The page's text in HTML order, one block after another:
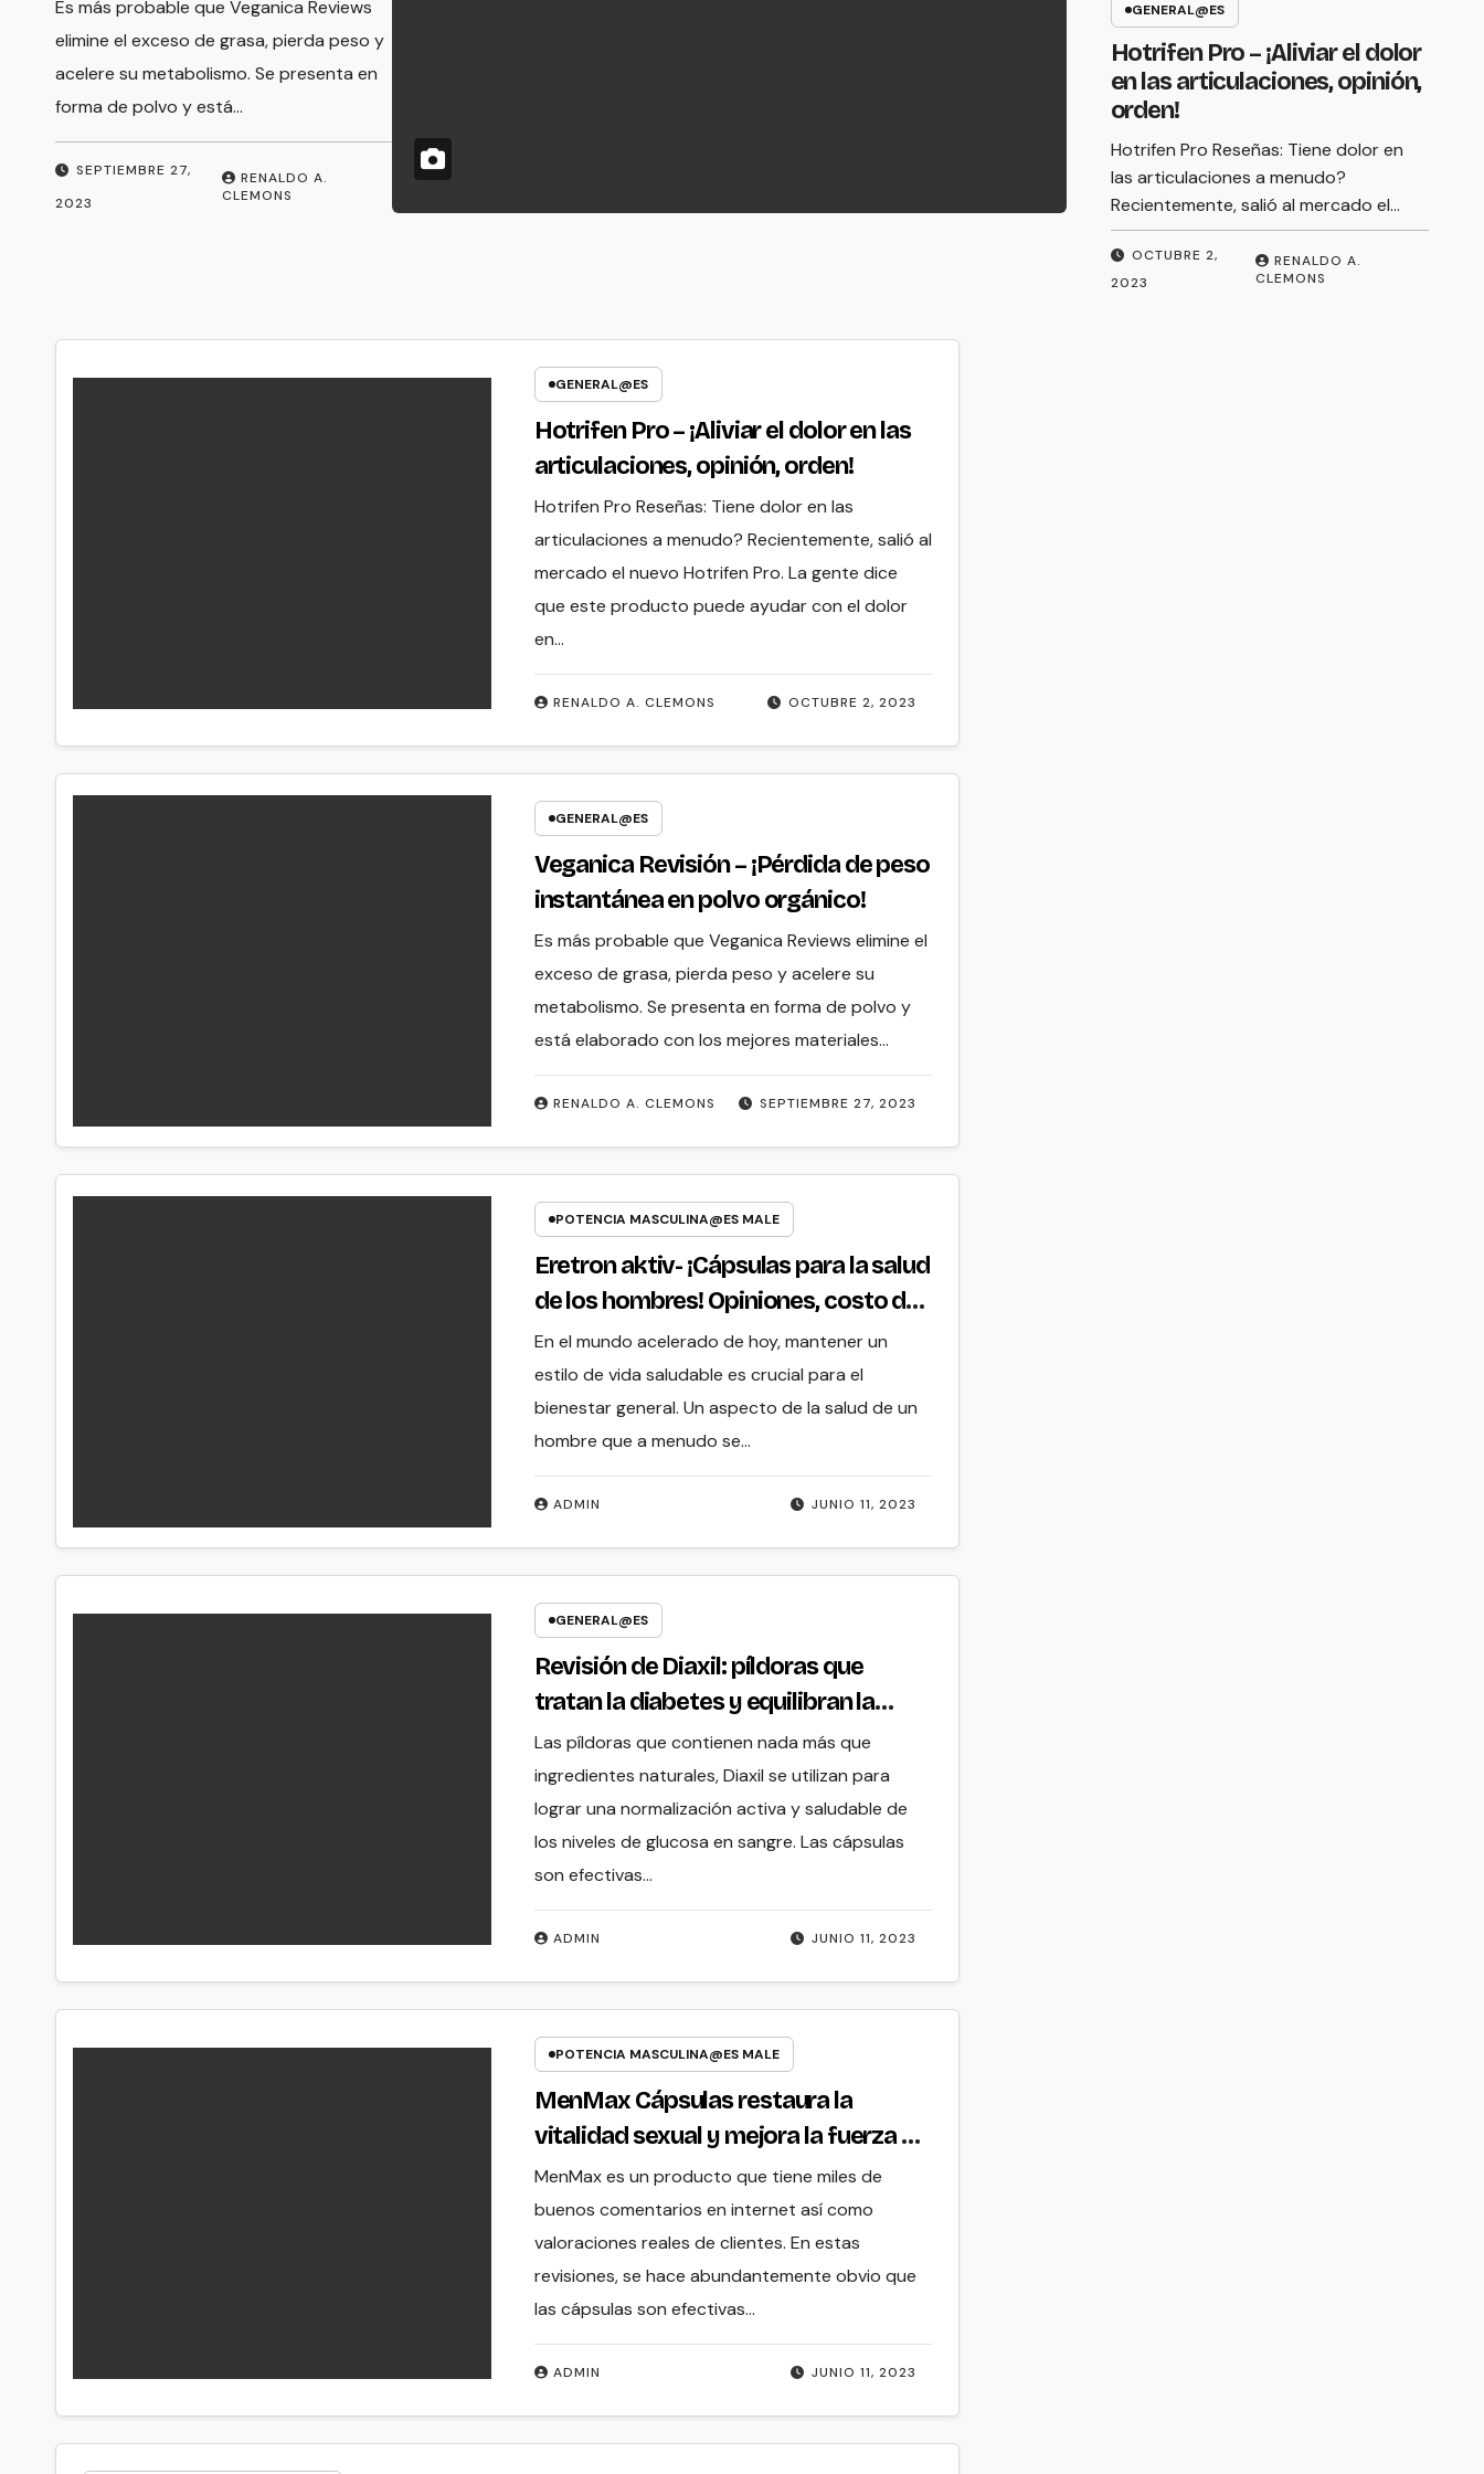
SEPTIEMBRE 27,
2023
RENALDO A.
CLEMONS
Es más probable que Veganica Reviews
elimine el exceso de grasa, pierda peso y
acelere su metabolismo. Se presenta en
forma de polvo y está…
Opiniones, costo de
compra
JUNIO 11, 2023 ADMIN
En el mundo acelerado de hoy, mantener
un estilo de vida saludable es crucial para
el bienestar general. Un aspecto de la
salud de un…
GENERAL@ES
Hotrifen Pro – ¡Aliviar el dolor
en las articulaciones, opinión,
orden!
OCTUBRE 2,
2023
RENALDO A.
CLEMONS
Hotrifen Pro Reseñas: Tiene dolor en
las articulaciones a menudo?
Recientemente, salió al mercado el…
GENERAL@ES
Hotrifen Pro – ¡Aliviar el dolor en las
articulaciones, opinión, orden!
OCTUBRE 2, 2023
RENALDO A. CLEMONS
Hotrifen Pro Reseñas: Tiene dolor en las
articulaciones a menudo? Recientemente, salió al
mercado el nuevo Hotrifen Pro. La gente dice
que este producto puede ayudar con el dolor
en…
GENERAL@ES
Veganica Revisión – ¡Pérdida de peso
instantánea en polvo orgánico!
SEPTIEMBRE 27, 2023
RENALDO A. CLEMONS
Es más probable que Veganica Reviews elimine el
exceso de grasa, pierda peso y acelere su
metabolismo. Se presenta en forma de polvo y
está elaborado con los mejores materiales…
POTENCIA MASCULINA@ES MALE
Eretron aktiv- ¡Cápsulas para la salud
de los hombres! Opiniones, costo de
compra
JUNIO 11, 2023
ADMIN
En el mundo acelerado de hoy, mantener un
estilo de vida saludable es crucial para el
bienestar general. Un aspecto de la salud de un
hombre que a menudo se…
GENERAL@ES
Revisión de Diaxil: píldoras que
tratan la diabetes y equilibran la
glucosa
JUNIO 11, 2023
ADMIN
Las píldoras que contienen nada más que
ingredientes naturales, Diaxil se utilizan para
lograr una normalización activa y saludable de
los niveles de glucosa en sangre. Las cápsulas
son efectivas…
POTENCIA MASCULINA@ES MALE
MenMax Cápsulas restaura la
vitalidad sexual y mejora la fuerza de
la erección.
JUNIO 11, 2023
ADMIN
MenMax es un producto que tiene miles de
buenos comentarios en internet así como
valoraciones reales de clientes. En estas
revisiones, se hace abundantemente obvio que
las cápsulas son efectivas…